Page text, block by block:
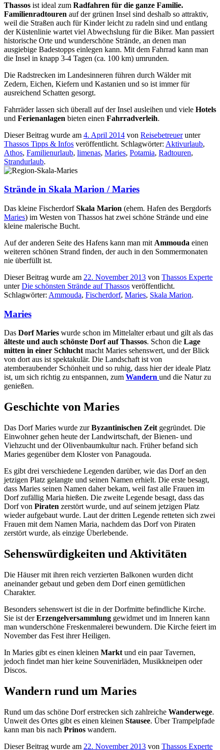
Thassos ist ideal zum Radfahren für die ganze Familie.
Familienradtouren auf der grünen Insel sind deshalb so attraktiv,
weil die Straßen auch für Kinder leicht zu radeln sind und entlang
der Küstenlinie wartet viel Abwechslung für die Biker. Man passiert
historische Orte und wunderschöne Strände, an denen man
ausgiebige Badestopps einlegen kann. Mit dem Fahrrad kann man
die Insel in knapp 3-4 Tagen (ca. 100 km) umrunden.
Die Radstrecken im Landesinneren führen durch Wälder mit
Zedern, Eichen, Kiefern und Kastanien und so ist immer für
ausreichend Schatten gesorgt.
Fahrräder lassen sich überall auf der Insel ausleihen und viele Hotels
und Ferienanlagen bieten einen Fahrradverleih.
Dieser Beitrag wurde am 4. April 2014 von Reisebetreuerunter
Thassos Tipps & Infos veröffentlicht. Schlagwörter: Aktivurlaub,
Athos, Familienurlaub, limenas, Maries, Potamia, Radtouren,
Strandurlaub.
Strände in Skala Marion / Maries
Das kleine FischerdorfSkala Marion (ehem. Hafen des Bergdorfs
Maries) im Westen von Thassos hat zwei schöne Strände und eine
kleine malerische Bucht.
Auf der anderen Seite des Hafens kann man mit Ammouda einen
weiteren schönen Strand finden, der auch in den Sommermonaten
nie überfüllt ist.
Dieser Beitrag wurde am 22. November 2013 von Thassos Experte
unterDie schönsten Strände auf Thassos veröffentlicht.
Schlagwörter: Ammouda, Fischerdorf, Maries, Skala Marion.
Maries
Das Dorf Maries wurde schon im Mittelalter erbaut und gilt als das
älteste und auch schönste Dorf auf Thassos. Schon die Lage
mitten in einer Schluchtmacht Maries sehenswert, und der Blick
von dort aus ist spektakulär. Die Landschaft ist von
atemberaubender Schönheit und so ruhig, dass hier der ideale Platz
ist, um sich richtig zu entspannen, zum Wandern und die Natur zu
genießen.
Geschichte von Maries
Das Dorf Maries wurde zurByzantinischen Zeit gegründet. Die
Einwohner gehen heute der Landwirtschaft, der Bienen- und
Viehzucht und der Olivenbaumkultur nach. Früher befand sich
Maries gegenüber dem Kloster von Panagouda.
Es gibt drei verschiedene Legenden darüber, wie das Dorf an den
jetzigen Platz gelangte und seinen Namen erhielt. Die erste besagt,
dass Maries seinen Namen daher bekam, weil fast alle Frauen im
Dorf zufällig Maria hießen. Die zweite Legende besagt, dass das
Dorf von Piraten zerstört wurde, und auf seinem jetzigen Platz
wieder aufgebaut wurde. Laut der dritten Legende retteten sich zwei
Frauen mit dem Namen Maria, nachdem das Dorf von Piraten
zerstört wurde, als einzige Überlebende.
Sehenswürdigkeiten und Aktivitäten
Die Häuser mit ihren reich verzierten Balkonen wurden dicht
aneinander gebaut und geben dem Dorf einen gemütlichen
Charakter.
Besonders sehenswert ist die in der Dorfmitte befindliche Kirche.
Sie ist derErzengelversammlung gewidmet und im Inneren kann
man wunderschöne Freskenmalerei bewundern. Die Kirche feiert im
November das Fest ihrer Heiligen.
In Maries gibt es einen kleinen Markt und ein paar Tavernen,
jedoch findet man hier keine Souvenirläden, Musikkneipen oder
Discos.
Wandern rund um Maries
Rund um das schöne Dorf erstrecken sich zahlreiche Wanderwege.
Unweit des Ortes gibt es einen kleinen Stausee. Über Trampelpfade
kann man bis nach Prinos wandern.
Dieser Beitrag wurde am 22. November 2013 von Thassos Experte